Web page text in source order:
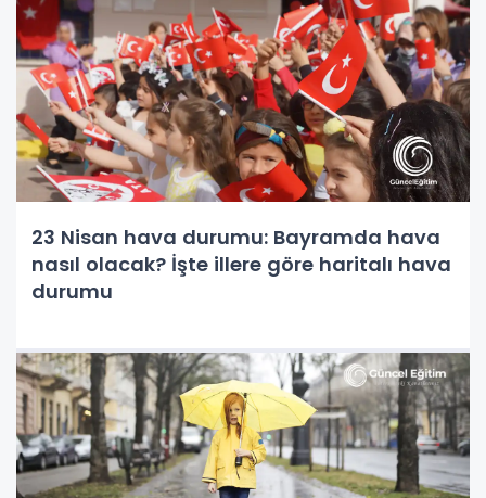
23 Nisan hava durumu: Bayramda hava
nasıl olacak? İşte illere göre haritalı hava
durumu